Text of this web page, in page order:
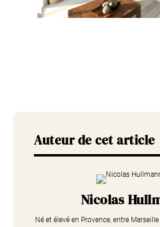
Auteur de cet article
Nicolas
Né et élevé en Provence, entre